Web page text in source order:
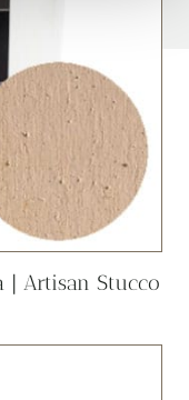
| Artisan Stucco